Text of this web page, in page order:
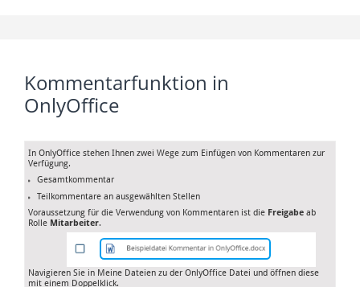
Kommentarfunktion in
OnlyOffice